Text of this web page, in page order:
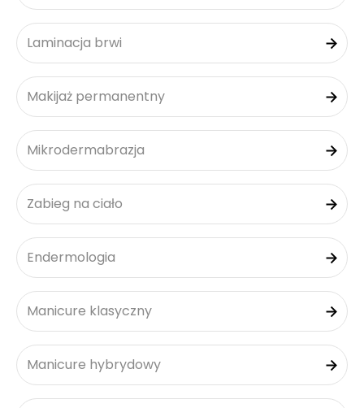
Laminacja brwi
Makijaż permanentny
Mikrodermabrazja
Zabieg na ciało
Endermologia
Manicure klasyczny
Manicure hybrydowy